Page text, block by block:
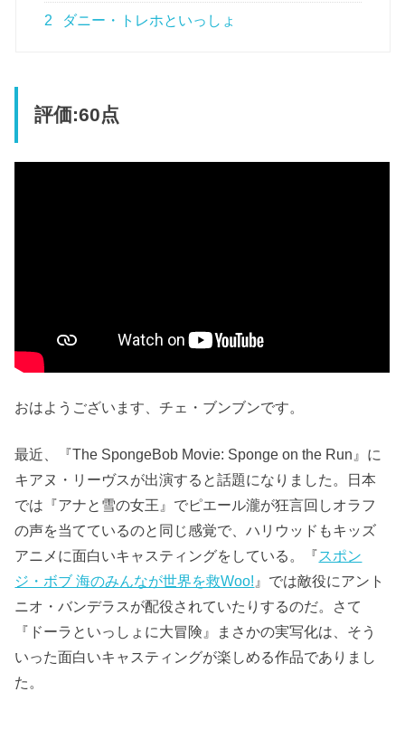
2 ダニー・トレホといっしょ
評価:60点
おはようございます、チェ・ブンブンです。
最近、『The SpongeBob Movie: Sponge on the Run』に
キアヌ・リーヴスが出演すると話題になりました。日本
では『アナと雪の女王』でピエール瀧が狂言回しオラフ
の声を当てているのと同じ感覚で、ハリウッドもキッズ
アニメに面白いキャスティングをしている。『スポン
ジ・ボブ 海のみんなが世界を救Woo! 』では敵役にアント
ニオ・バンデラスが配役されていたりするのだ。さて
『ドーラといっしょに大冒険』まさかの実写化は、そう
いった面白いキャスティングが楽しめる作品でありまし
た。